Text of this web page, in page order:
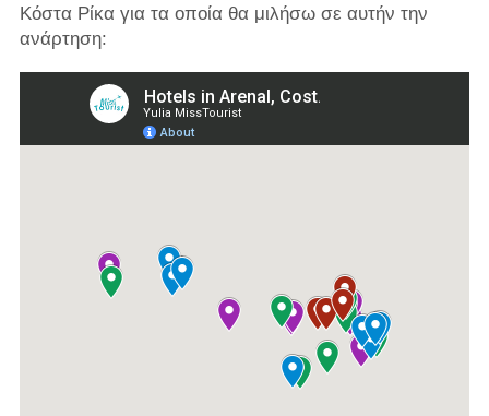
Κόστα Ρίκα για τα οποία θα μιλήσω σε αυτήν την
ανάρτηση: